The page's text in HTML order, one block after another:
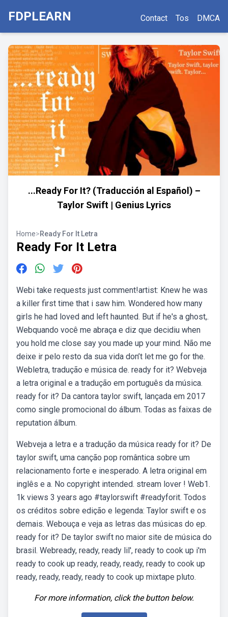
FDPLEARN Contact Tos DMCA
...Ready For It? (Traducción al Español) –
Taylor Swift | Genius Lyrics
Home>Ready For It Letra
Ready For It Letra
Webi take requests just comment!artist: Knew he was
a killer first time that i saw him. Wondered how many
girls he had loved and left haunted. But if he's a ghost,.
Webquando você me abraça e diz que decidiu when
you hold me close say you made up your mind. Não me
deixe ir pelo resto da sua vida don’t let me go for the.
Webletra, tradução e música de. ready for it? Webveja
a letra original e a tradução em português da música.
ready for it? Da cantora taylor swift, lançada em 2017
como single promocional do álbum. Todas as faixas de
reputation álbum.
Webveja a letra e a tradução da música ready for it? De
taylor swift, uma canção pop romântica sobre um
relacionamento forte e inesperado. A letra original em
inglês e a. No copyright intended. stream lover ! Web1.
1k views 3 years ago #taylorswift #readyforit. Todos
os créditos sobre edição e legenda: Taylor swift e os
demais. Webouça e veja as letras das músicas do ep.
ready for it? De taylor swift no maior site de música do
brasil. Webready, ready, ready lil', ready to cook up i'm
ready to cook up ready, ready, ready, ready to cook up
ready, ready, ready, ready to cook up mixtape pluto.
For more information, click the button below.